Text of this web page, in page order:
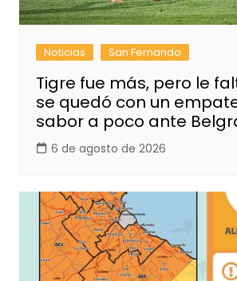
Noticias San Fernando
Tigre fue más, pero le
se quedó con un
sabor a poco ante
6 de agosto de 2026